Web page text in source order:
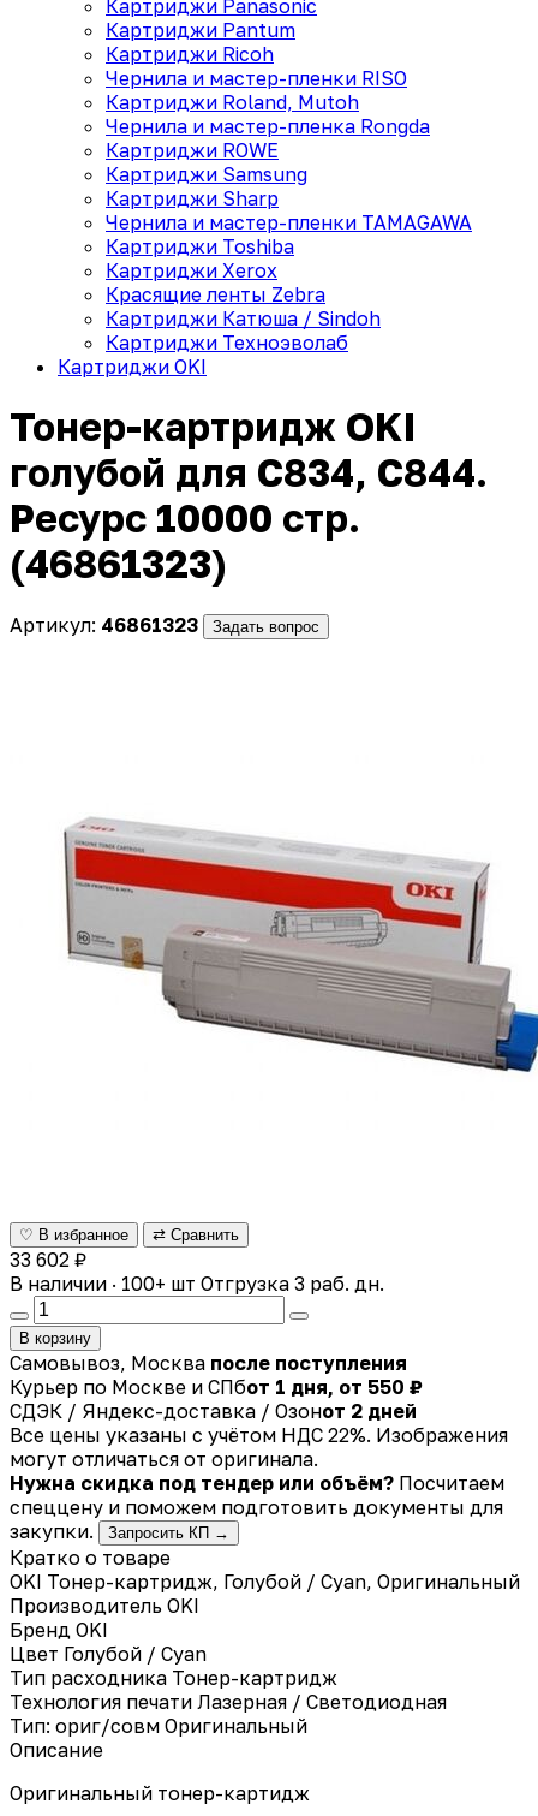
Картриджи Panasonic
Картриджи Pantum
Картриджи Ricoh
Чернила и мастер-пленки RISO
Картриджи Roland, Mutoh
Чернила и мастер-пленка Rongda
Картриджи ROWE
Картриджи Samsung
Картриджи Sharp
Чернила и мастер-пленки TAMAGAWA
Картриджи Toshiba
Картриджи Xerox
Красящие ленты Zebra
Картриджи Катюша / Sindoh
Картриджи Техноэволаб
Картриджи OKI
Тонер-картридж OKI
голубой для C834, C844.
Ресурс 10000 стр.
(46861323)
Артикул: 46861323 Задать вопрос
♡ В избранное ⇄ Сравнить
33 602 ₽
В наличии · 100+ шт Отгрузка 3 раб. дн.
В корзину
Самовывоз, Москва после поступления
Курьер по Москве и СПбот 1 дня, от 550 ₽
СДЭК / Яндекс-доставка / Озонот 2 дней
Все цены указаны с учётом НДС 22%. Изображения
могут отличаться от оригинала.
Нужна скидка под тендер или объём? Посчитаем
спеццену и поможем подготовить документы для
закупки.
Запросить КП →
Кратко о товаре
OKI Тонер-картридж, Голубой / Cyan, Оригинальный
Производитель OKI
Бренд OKI
Цвет Голубой / Cyan
Тип расходника Тонер-картридж
Технология печати Лазерная / Светодиодная
Тип: ориг/совм Оригинальный
Описание
Оригинальный тонер-картидж